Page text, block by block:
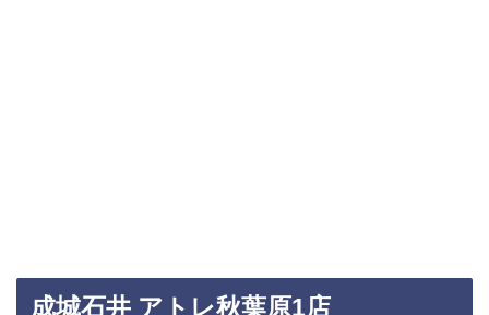
成城石井 アトレ秋葉原1店